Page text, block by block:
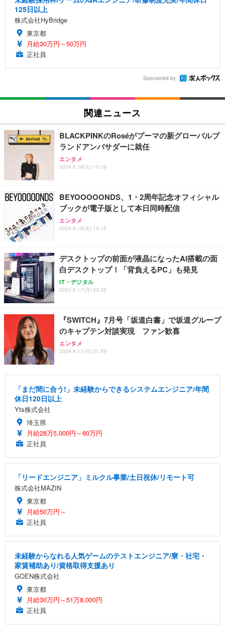
125日以上
株式会社HyBridge
東京都
月給30万円～50万円
正社員
Sponsored by
関連ニュース
BLACKPINKのRoséがプーマの新グローバルブ
ランドアンバサダーに就任
エンタメ
2024.6.18(火) 10:16
BEYOOOOONDS、1・2周年記念オフィシャル
ブックが電子版として本日同時配信
エンタメ
2024.6.18(火) 10:12
デスクトップの前面が液晶になったAI搭載の面
白デスクトップ！「背負えるPC」も発見
IT・デジタル
2024.6.17(月) 23:35
『SWITCH』7月号「坂道白書」で坂道グループ
のキャプテン対談実現 ファン歓喜
エンタメ
2024.6.17(月) 21:59
「まだ間に合う!」未経験からできるシステムエンジニア/年間
休日120日以上
Yts株式会社
埼玉県
月給28万5,000円～60万円
正社員
「リードエンジニア」ミルクル事業/土日祝休/リモート可
株式会社MAZIN
東京都
月給50万円～
正社員
未経験からなれる人気ゲームのテストエンジニア/寮・社宅・
家賃補助あり/資格取得支援あり
GOEN株式会社
東京都
月給30万円～51万8,000円
正社員